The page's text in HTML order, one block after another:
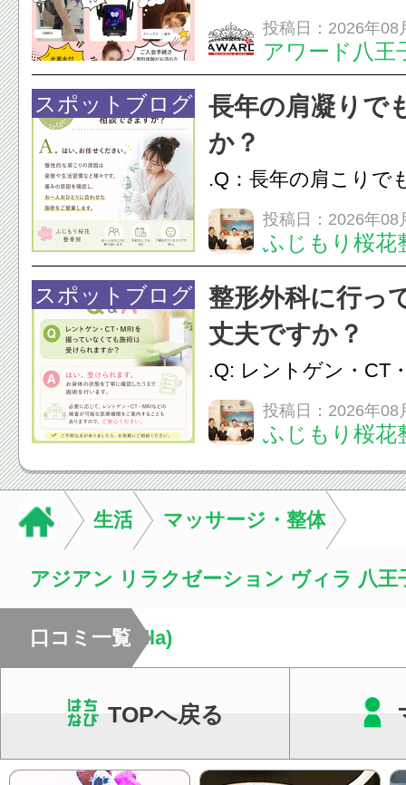
フエステを 思いっ
開催中
投稿日：2026年08
アワード八王
24時間ジム&
脱毛
スポットブログ
長年の肩凝りで
か？
.Q：長年の肩こりで
か？A：はい、お任
性的な肩こりの原因
慣など様々です。痛
し、お一人おひとり
をご提案します。.#
投稿日：2026年08
ふじもり桜花
スポットブログ
整形外科に行っ
丈夫ですか？
.Q: レントゲン・CT
いなくても施術は受
A: はい、受けられま
態を丁寧に確認した
います。必要に応じ
ン・CT・MRIなどの
投稿日：2026年08
ふじもり桜花
生活 マッサージ・整体
アジアン リラクゼーション ヴィラ 八王
relaxation villa)
口コミ一覧
TOPへ戻る